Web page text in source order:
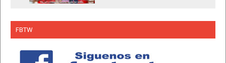
FBTW